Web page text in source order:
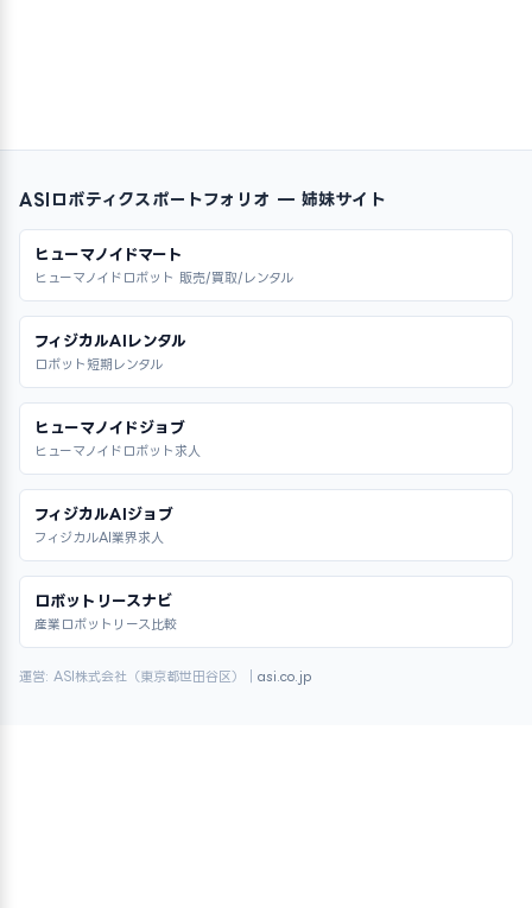
ASIロボティクスポートフォリオ — 姉妹サイト
ヒューマノイドマート
ヒューマノイドロボット 販売/買取/レンタル
フィジカルAIレンタル
ロボット短期レンタル
ヒューマノイドジョブ
ヒューマノイドロボット求人
フィジカルAIジョブ
フィジカルAI業界求人
ロボットリースナビ
産業ロボットリース比較
運営: ASI株式会社（東京都世田谷区）｜ asi.co.jp